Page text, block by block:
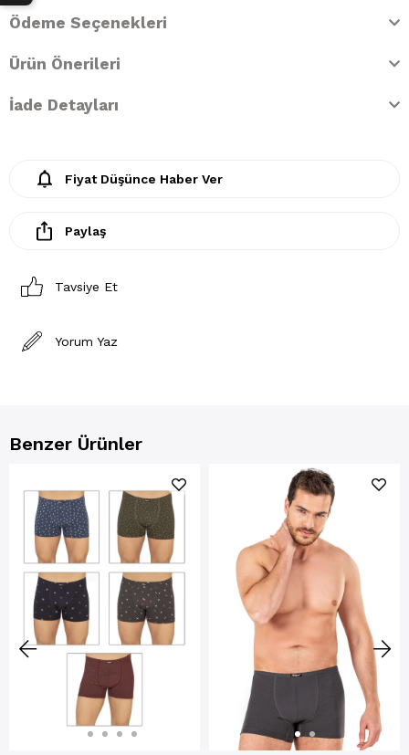
Ödeme Seçenekleri
Ürün Önerileri
İade Detayları
Fiyat Düşünce Haber Ver
Paylaş
Tavsiye Et
Yorum Yaz
Benzer Ürünler